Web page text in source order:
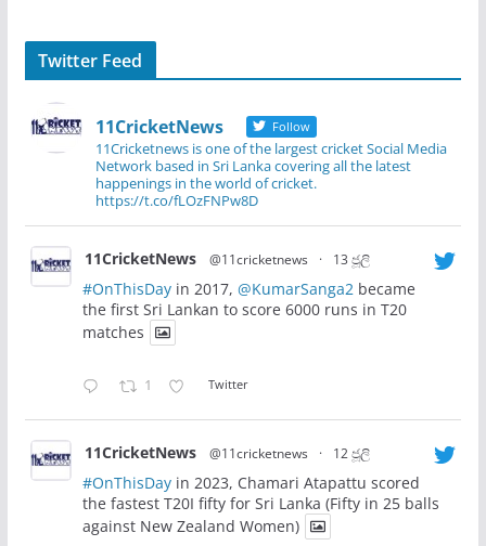
Twitter Feed
11CricketNews Follow
11Cricketnews is one of the largest cricket Social Media
Network based in Sri Lanka covering all the latest
happenings in the world of cricket.
https://t.co/fLOzFNPw8D
11CricketNews @11cricketnews · 13 ජූලි
#OnThisDayin 2017, @KumarSanga2 became
the first Sri Lankan to score 6000 runs in T20
matches
1 Twitter
11CricketNews @11cricketnews · 12 ජූලි
#OnThisDayin 2023, Chamari Atapattu scored
the fastest T20I fifty for Sri Lanka (Fifty in 25 balls
against New Zealand Women)